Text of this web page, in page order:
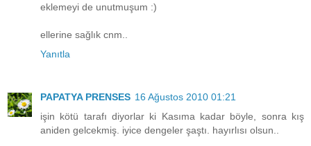
eklemeyi de unutmuşum :)
ellerine sağlık cnm..
Yanıtla
PAPATYA PRENSES 16 Ağustos 2010 01:21
işin kötü tarafı diyorlar ki Kasıma kadar böyle, sonra kış
aniden gelcekmiş. iyice dengeler şaştı. hayırlısı olsun..